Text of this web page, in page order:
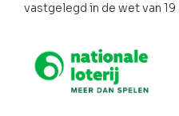
vastgelegd in de wet van 19
Nationale loterij